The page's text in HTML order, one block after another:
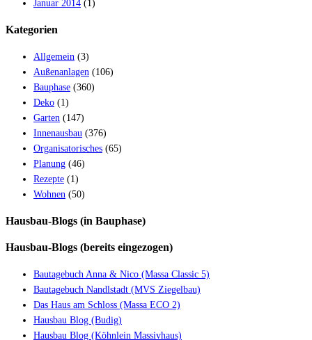
Januar 2014 (1)
Kategorien
Allgemein (3)
Außenanlagen (106)
Bauphase (360)
Deko (1)
Garten (147)
Innenausbau (376)
Organisatorisches (65)
Planung (46)
Rezepte (1)
Wohnen (50)
Hausbau-Blogs (in Bauphase)
Hausbau-Blogs (bereits eingezogen)
Bautagebuch Anna & Nico (Massa Classic 5)
Bautagebuch Nandlstadt (MVS Ziegelbau)
Das Haus am Schloss (Massa ECO 2)
Hausbau Blog (Budig)
Hausbau Blog (Köhnlein Massivhaus)